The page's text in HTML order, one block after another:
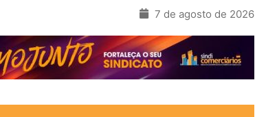
7 de agosto de 2026